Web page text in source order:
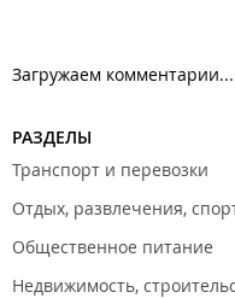
Загружаем комментарии...
РАЗДЕЛЫ
Транспорт и перевозки
Отдых, развлечения,
Общественное питание
Недвижимость,